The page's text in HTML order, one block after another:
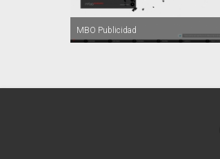
MBO Publicidad